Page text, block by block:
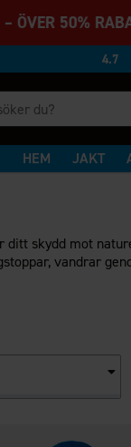
50%
4.7
HEM JAKT
skydd mot
vandrar